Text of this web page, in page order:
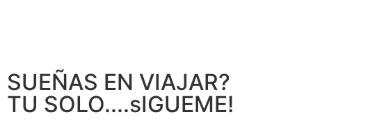
SUEÑAS EN VIAJAR?
TU SOLO....sIGUEME!